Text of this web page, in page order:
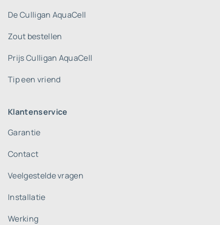
De Culligan AquaCell
Zout bestellen
Prijs Culligan AquaCell
Tip een vriend
Klantenservice
Garantie
Contact
Veelgestelde vragen
Installatie
Werking